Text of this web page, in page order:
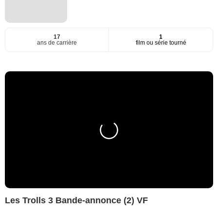
17
ans de carrière
1
film ou série tourné
Les Trolls 3 Bande-annonce (2) VF